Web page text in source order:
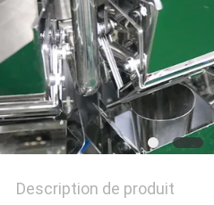
POLITIQUE
DE
CONFIDENTIALITÉ
Description de produit